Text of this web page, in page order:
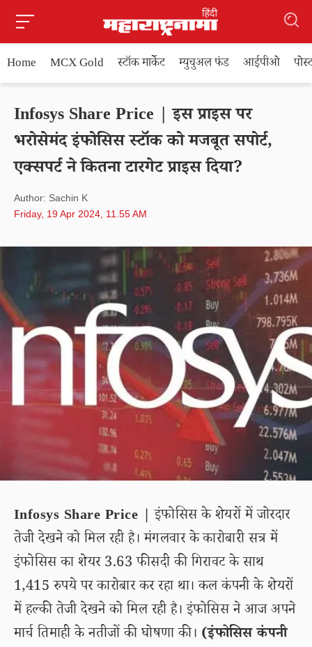
Home MCX Gold स्टॉक मार्केट म्युचुअल फंड आईपीओ
Infosys Share Price | इस प्राइस पर
भरोसेमंद इंफोसिस स्टॉक को मजबूत सपोर्ट,
एक्सपर्ट ने कितना टारगेट प्राइस दिया?
Author: Sachin K
Friday, 19 Apr 2024, 11.55 AM
Infosys Share Price | इंफोसिस के शेयरों में जोरदार
तेजी देखने को मिल रही है। मंगलवार के कारोबारी सत्र में
इंफोसिस का शेयर 3.63 फीसदी की गिरावट के साथ
1,415 रुपये पर कारोबार कर रहा था। कल कंपनी के शेयरों
में हल्की तेजी देखने को मिल रही है। इंफोसिस ने आज अपने
मार्च तिमाही के नतीजों की घोषणा की। (इंफोसिस कंपनी